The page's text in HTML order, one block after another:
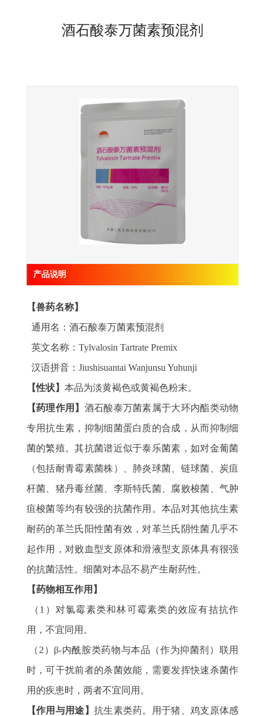
酒石酸泰万菌素预混剂
产品说明
【兽药名称】
通用名：酒石酸泰万菌素预混剂
英文名称：Tylvalosin Tartrate Premix
汉语拼音：Jiushisuantai Wanjunsu Yuhunji
【性状】 本品为淡黄褐色或黄褐色粉末。
【药理作用】 酒石酸泰万菌素属于大环内酯类动物
专用抗生素，抑制细菌蛋白质的合成，从而抑制细
菌的繁殖。其抗菌谱近似于泰乐菌素，如对金葡菌
（包括耐青霉素菌株）、肺炎球菌、链球菌、炭疽
杆菌、猪丹毒丝菌、李斯特氏菌、腐败梭菌、气肿
疽梭菌等均有较强的抗菌作用。本品对其他抗生素
耐药的革兰氏阳性菌有效，对革兰氏阴性菌几乎不
起作用，对败血型支原体和滑液型支原体具有很强
的抗菌活性。细菌对本品不易产生耐药性。
【药物相互作用】
（1）对氯霉素类和林可霉素类的效应有拮抗作
用，不宜同用。
（2）β-内酰胺类药物与本品（作为抑菌剂）联用
时，可干扰前者的杀菌效能，需要发挥快速杀菌作
用的疾患时，两者不宜同用。
【作用与用途】 抗生素类药。用于猪、鸡支原体感